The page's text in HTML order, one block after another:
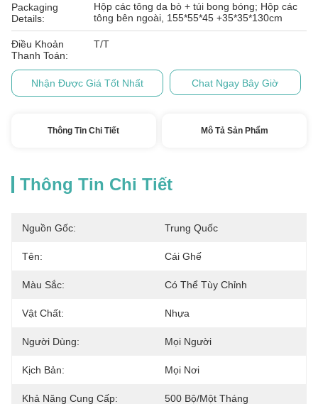
Packaging
Details:
Hộp các tông da bò + túi bong bóng; Hộp các
tông bên ngoài, 155*55*45 +35*35*130cm
Điều Khoản
Thanh Toán:
T/T
Nhận Được Giá Tốt Nhất Chat Ngay Bây Giờ
Thông Tin Chi Tiết Mô Tả Sản Phẩm
Thông Tin Chi Tiết
Nguồn Gốc: Trung Quốc
Tên: Cái Ghế
Màu Sắc: Có Thể Tùy Chỉnh
Vật Chất: Nhựa
Người Dùng: Mọi Người
Kịch Bản: Mọi Nơi
Khả Năng Cung Cấp: 500 Bộ/một Tháng